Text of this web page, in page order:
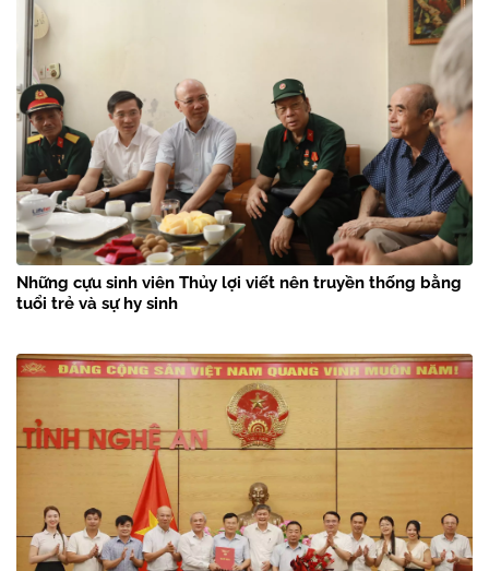
Những cựu sinh viên Thủy lợi viết nên truyền thống bằng
tuổi trẻ và sự hy sinh